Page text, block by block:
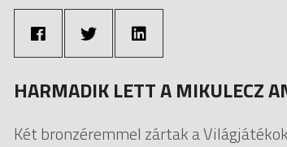
HARMADIK LETT A MIKULECZ
Két bronzéremmel zártak a